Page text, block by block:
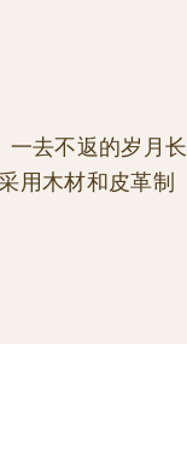
去不返的岁月长
用木材和皮革制